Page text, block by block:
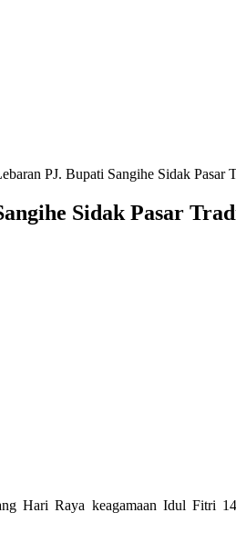
PJ. Bupati Sangihe Sidak Pasar
Sidak Pasar
Hari Raya keagamaan Idul Fitri